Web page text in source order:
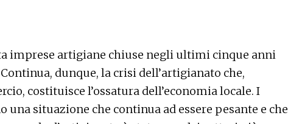
imprese artigiane chiuse negli ultimi cinque anni
dunque, la crisi dell’artigianato che,
costituisce l’ossatura dell’economia locale. I
una situazione che continua ad essere pesante e che